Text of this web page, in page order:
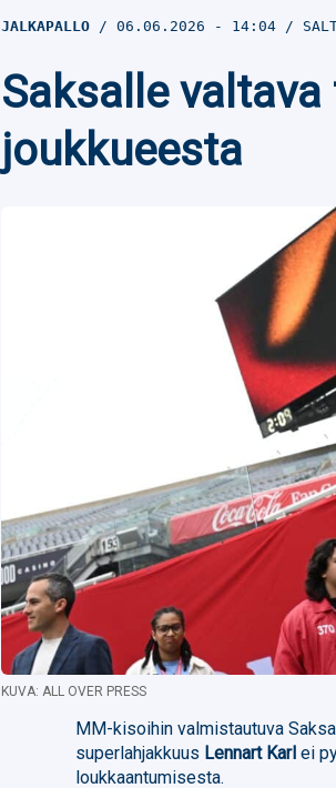
JALKAPALLO 06.06.2026 - 14:04
Saksalle
joukkueesta
KUVA: ALL OVER PRESS
MM-kisoihin valmistautuva
superlahjakkuus Lennart Karlei
loukkaantumisesta.